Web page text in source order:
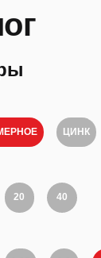
ЦИНК
20 40